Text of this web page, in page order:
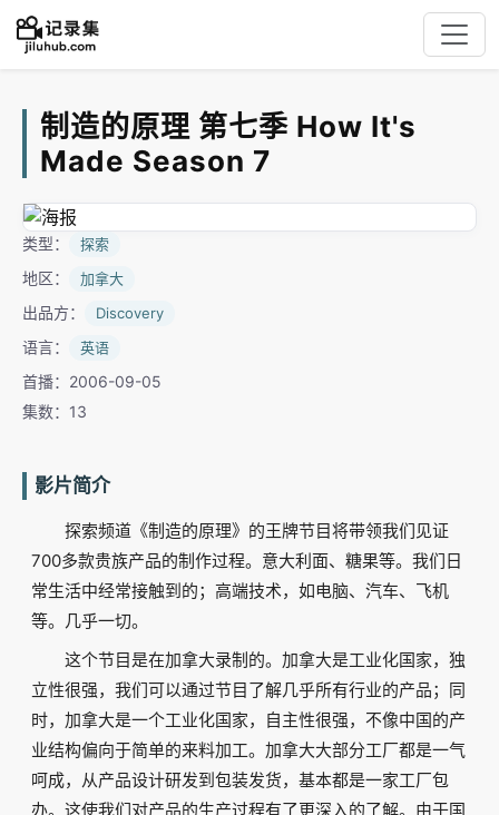
制造的原理 第七季 How It's
Made Season 7
类型： 探索
地区： 加拿大
出品方： Discovery
语言： 英语
首播：2006-09-05
集数：13
影片简介
探索频道《制造的原理》的王牌节目将带领我们见证
700多款贵族产品的制作过程。意大利面、糖果等。我们日
常生活中经常接触到的；高端技术，如电脑、汽车、飞机
等。几乎一切。
这个节目是在加拿大录制的。加拿大是工业化国家，独
立性很强，我们可以通过节目了解几乎所有行业的产品；同
时，加拿大是一个工业化国家，自主性很强，不像中国的产
业结构偏向于简单的来料加工。加拿大大部分工厂都是一气
呵成，从产品设计研发到包装发货，基本都是一家工厂包
办。这使我们对产品的生产过程有了更深入的了解。由于国